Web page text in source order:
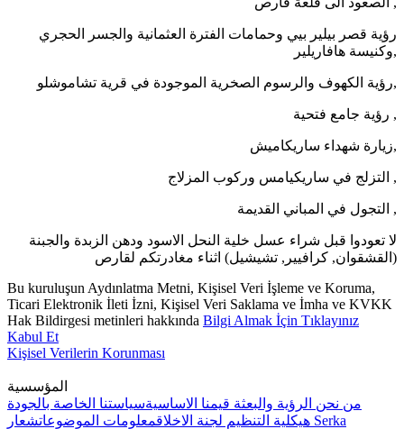
رؤية قصر بيلير بيي وحمامات الفترة العثمانية والجسر الحجري
وكنيسة هافاريلير,
رؤية الكهوف والرسوم الصخرية الموجودة في قرية تشاموشلو,
رؤية جامع فتحية ,
زيارة شهداء ساريكاميش,
التزلج في ساريكيامس وركوب المزلاج ,
التجول في المباني القديمة ,
لا تعودوا قبل شراء عسل خلية النحل الاسود ودهن الزبدة والجبنة
(القشقوان, كرافيير, تشيشيل) اثناء مغادرتكم لقارص
Bu kuruluşun Aydınlatma Metni, Kişisel Veri İşleme ve Koruma,
Ticari Elektronik İleti İzni, Kişisel Veri Saklama ve İmha ve KVKK
Hak Bildirgesi metinleri hakkında Bilgi Almak İçin Tıklayınız
Kabul Et
Kişisel Verilerin Korunması
المؤسسية
من نحن الرؤية والبعثة قيمنا الاساسيةسياستنا الخاصة بالجودة
هيكلية التنظيم لجنة الاخلاقمعلومات الموضوعات
شعار Serka